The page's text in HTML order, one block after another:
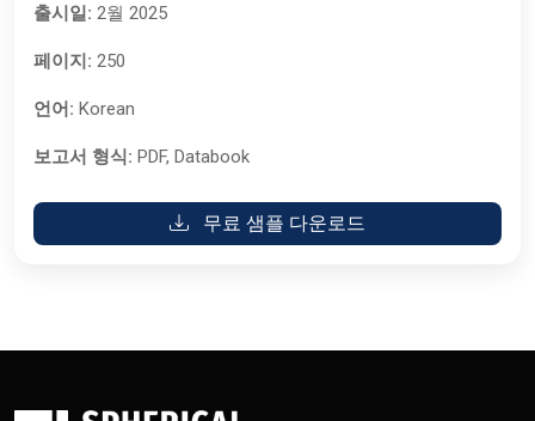
출시일: 2월 2025
페이지: 250
언어: Korean
보고서 형식: PDF, Databook
무료 샘플 다운로드